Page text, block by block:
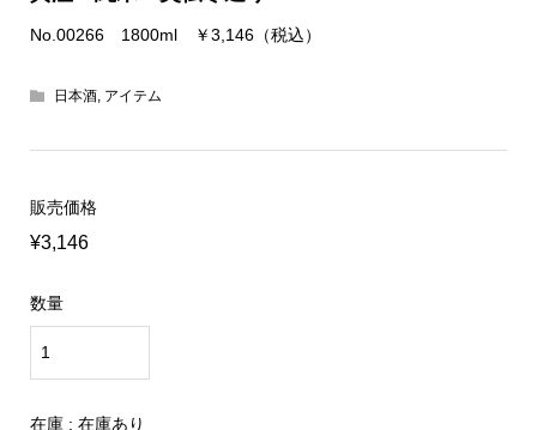
No.00266 1800ml ￥3,146（税込）
日本酒, アイテム
販売価格
¥3,146
数量
在庫 : 在庫あり